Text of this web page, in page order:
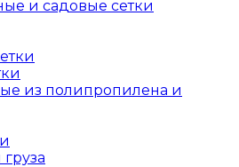
и садовые сетки
из полипропилена и